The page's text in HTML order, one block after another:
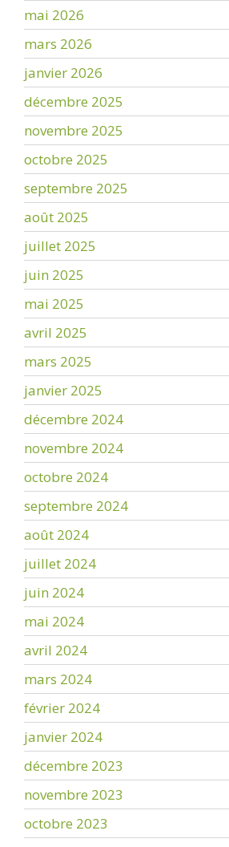
mai 2026
mars 2026
janvier 2026
décembre 2025
novembre 2025
octobre 2025
septembre 2025
août 2025
juillet 2025
juin 2025
mai 2025
avril 2025
mars 2025
janvier 2025
décembre 2024
novembre 2024
octobre 2024
septembre 2024
août 2024
juillet 2024
juin 2024
mai 2024
avril 2024
mars 2024
février 2024
janvier 2024
décembre 2023
novembre 2023
octobre 2023